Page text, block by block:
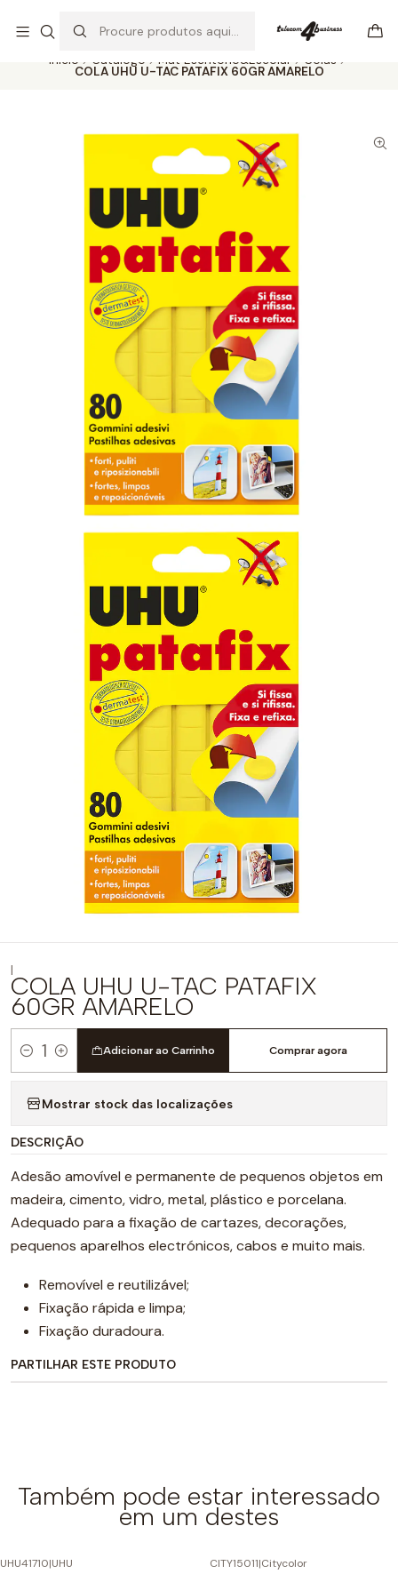
Ler mais
Início Catálogo Mat Escritório&Escolar Colas
COLA UHU U-TAC PATAFIX 60GR AMARELO
|
COLA UHU U-TAC PATAFIX
60GR AMARELO
Quantidade
Adicionar ao Carrinho Comprar agora
Mostrar stock das localizações
DESCRIÇÃO
Adesão amovível e permanente de pequenos objetos em
madeira, cimento, vidro, metal, plástico e porcelana.
Adequado para a fixação de cartazes, decorações,
pequenos aparelhos electrónicos, cabos e muito mais.
Removível e reutilizável;
Fixação rápida e limpa;
Fixação duradoura.
PARTILHAR ESTE PRODUTO
Também pode estar interessado
em um destes
UHU41710|UHU CITY15011|Citycolor